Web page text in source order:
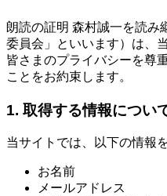
朗読の証明 森村誠一を読み
委員会」といいます）は、
皆さまのプライバシーを尊
ことをお約束します。
1. 取得する情報につい
当サイトでは、以下の情報
お名前
メールアドレス